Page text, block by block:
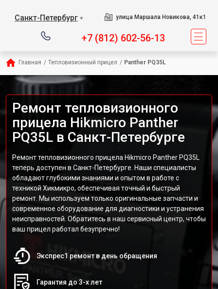
Санкт-Петербург ▼ улица Маршала Новикова, 41к1
+7 (812) 602-56-13
Главная / Тепловизионный прицел / Panther PQ35L
Ремонт тепловизионного
прицела Hikmicro Panther
PQ35L в Санкт-Петербурге
Ремонт тепловизионного прицела Hikmicro Panther PQ35L
теперь доступен в Санкт-Петербурге. Наши специалисты
обладают глубокими знаниями и опытом в работе с
техникой Хикмикро, обеспечивая точный и быстрый
ремонт. Мы используем только оригинальные запчасти и
современное оборудование для диагностики и устранения
неисправностей. Обратитесь в наш сервисный центр, чтобы
ваш прицел работал безупречно!
Экспрес1 ремонт в день обращения
Гарантия до 3-х лет